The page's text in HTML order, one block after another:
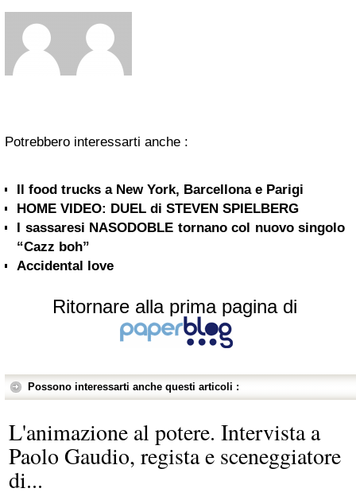
Potrebbero interessarti anche :
Il food trucks a New York, Barcellona e Parigi
HOME VIDEO: DUEL di STEVEN SPIELBERG
I sassaresi NASODOBLE tornano col nuovo singolo
“Cazz boh”
Accidental love
Ritornare alla prima pagina di
Possono interessarti anche questi articoli :
L'animazione al potere. Intervista a
Paolo Gaudio, regista e sceneggiatore
di...